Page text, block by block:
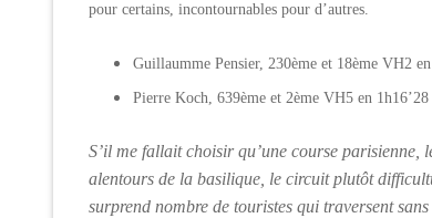
pour certains, incontournables pour d’autres.
Guillaumme Pensier, 230ème et 18ème VH2
Pierre Koch, 639ème et 2ème VH5 en 1h16’28
S’il me fallait choisir qu’une course parisienne,
alentours de la basilique, le circuit plutôt
surprend nombre de touristes qui traversent